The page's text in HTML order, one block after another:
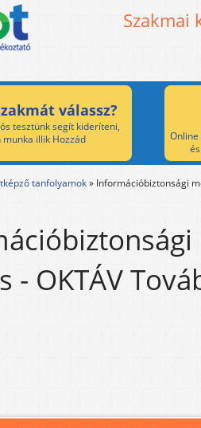
Szakmai
válassz?
tesztünk segít kideríteni,
munka illik Hozzád
Online
tanfolyamok» Információbiztonsági
- OKTÁV